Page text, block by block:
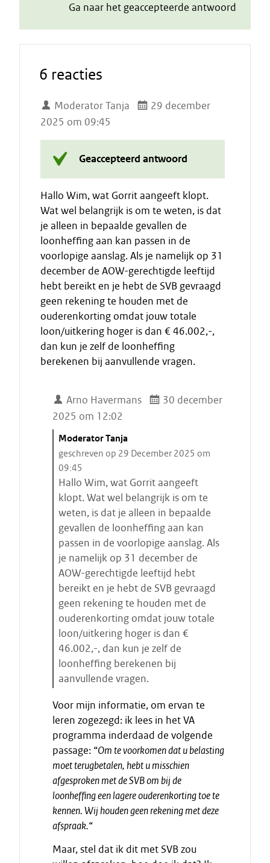
Ga naar het geaccepteerde antwoord
6 reacties
Moderator Tanja
29 december
2025 om 09:45
Geaccepteerd antwoord
Hallo Wim, wat Gorrit aangeeft klopt.
Wat wel belangrijk is om te weten, is dat
je alleen in bepaalde gevallen de
loonheffing aan kan passen in de
voorlopige aanslag. Als je namelijk op 31
december de AOW-gerechtigde leeftijd
hebt bereikt en je hebt de SVB gevraagd
geen rekening te houden met de
ouderenkorting omdat jouw totale
loon/uitkering hoger is dan € 46.002,-,
dan kun je zelf de loonheffing
berekenen bij aanvullende vragen.
Arno Havermans
30 december
2025 om 12:02
C
i
t
a
a
t
s
t
a
r
t
n
Moderator Tanja
geschreven op 29 December 2025 om
09:45
Hallo Wim, wat Gorrit aangeeft
klopt. Wat wel belangrijk is om te
weten, is dat je alleen in bepaalde
gevallen de loonheffing aan kan
passen in de voorlopige aanslag. Als
je namelijk op 31 december de
AOW-gerechtigde leeftijd hebt
bereikt en je hebt de SVB gevraagd
geen rekening te houden met de
ouderenkorting omdat jouw totale
loon/uitkering hoger is dan €
46.002,-, dan kun je zelf de
loonheffing berekenen bij
aanvullende vragen.
i
n
d
e
c
i
t
a
a
Voor mijn informatie, om ervan te
leren zogezegd: ik lees in het VA
programma inderdaad de volgende
passage: “Om te voorkomen dat u belasting
moet terugbetalen, hebt u misschien
afgesproken met de SVB om bij de
loonheffing een lagere ouderenkorting toe te
kennen. Wij houden geen rekening met deze
afspraak.“
Maar, stel dat ik dit met SVB zou